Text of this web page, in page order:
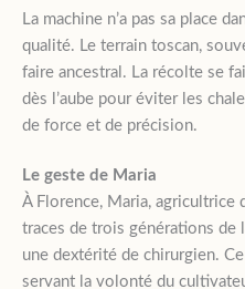
La machine n’a pas sa place
qualité. Le terrain toscan,
faire ancestral. La récolte se
dès l’aube pour éviter les
de force et de précision.
Le geste de Maria
À Florence, Maria, agricultrice
traces de trois générations de
une dextérité de chirurgien.
servant la volonté du